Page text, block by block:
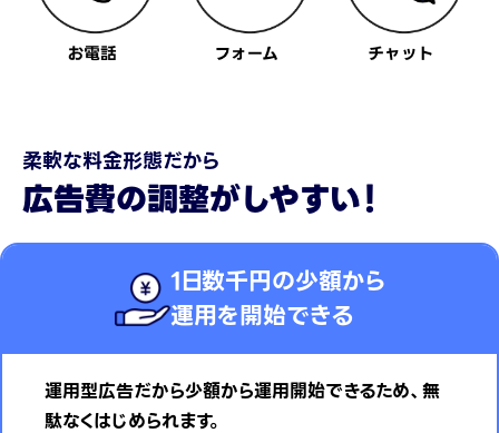
柔軟な料金形態だから
広告費の調整がしやすい！
1日数千円の少額から
運用を開始できる
運用型広告だから少額から運用開始できるため、無
駄なくはじめられます。